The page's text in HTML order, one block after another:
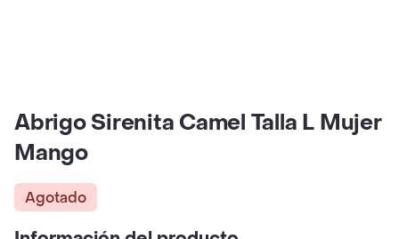
Abrigo Sirenita Camel Talla L Mujer
Mango
Agotado